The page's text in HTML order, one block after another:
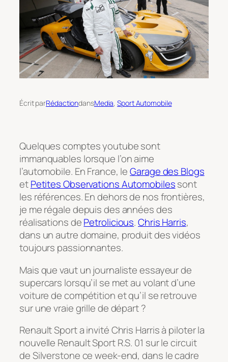
Écrit parRédactiondansMedia, Sport Automobile
Quelques comptes youtube sont
immanquables lorsque l’on aime
l’automobile. En France, leGarage des Blogs
etPetites Observations Automobilessont
les références. En dehors de nos frontières,
je me régale depuis des années des
réalisations dePetrolicious.Chris Harris,
dans un autre domaine, produit des vidéos
toujours passionnantes.
Mais que vaut un journaliste essayeur de
supercars lorsqu’il se met au volant d’une
voiture de compétition et qu’il se retrouve
sur une vraie grille de départ ?
Renault Sport a invité Chris Harris à piloter la
nouvelle Renault Sport R.S. 01 sur le circuit
de Silverstone ce week-end, dans le cadre